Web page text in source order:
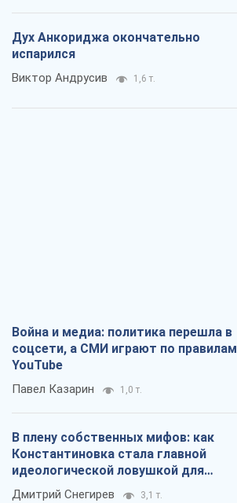
Дух Анкориджа окончательно
испарился
Виктор Андрусив 1,6 т.
Война и медиа: политика перешла в
соцсети, а СМИ играют по правилам
YouTube
Павел Казарин 1,0 т.
В плену собственных мифов: как
Константиновка стала главной
идеологической ловушкой для
российских оккупантов
Дмитрий Снегирев 3,1 т.